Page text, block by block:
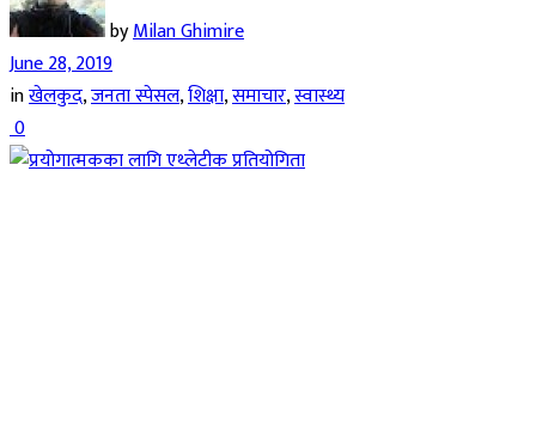
byMilan Ghimire
June 28, 2019
inखेलकुद,जनता स्पेसल,शिक्षा,समाचार,स्वास्थ्य
0